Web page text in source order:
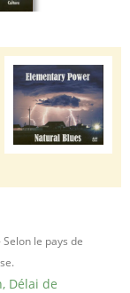
Selon le pays de
Délai de